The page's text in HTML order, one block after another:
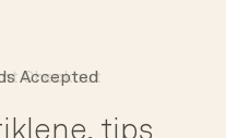
Checkout
Accepted